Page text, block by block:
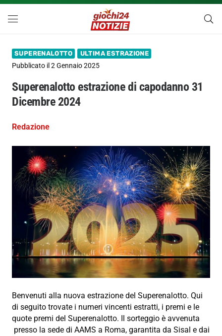
SUPERENALOTTO ULTIMA ESTRAZIONE
Pubblicato il 2 Gennaio 2025
Superenalotto estrazione di capodanno 31
Dicembre 2024
Redazione
Benvenuti alla nuova estrazione del Superenalotto. Qui
di seguito trovate i numeri vincenti estratti, i premi e le
quote premi del Superenalotto. Il sorteggio è avvenuta
presso la sede di AAMS a Roma, garantita da Sisal e dai